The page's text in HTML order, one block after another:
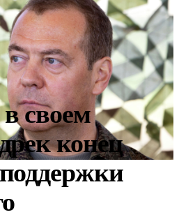
своем
конец